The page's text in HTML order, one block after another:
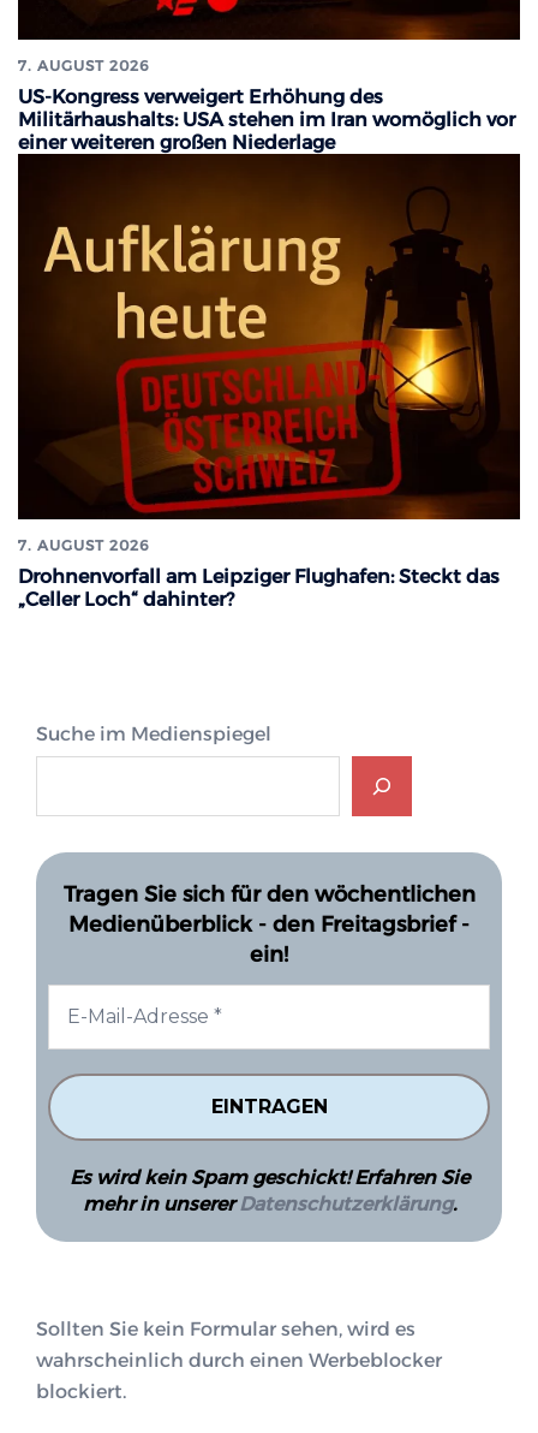
7. AUGUST 2026
US-Kongress verweigert Erhöhung des
Militärhaushalts: USA stehen im Iran womöglich vor
einer weiteren großen Niederlage
7. AUGUST 2026
Drohnenvorfall am Leipziger Flughafen: Steckt das
„Celler Loch“ dahinter?
Suche im Medienspiegel
Tragen Sie sich für den wöchentlichen
Medienüberblick - den Freitagsbrief -
ein!
Es wird kein Spam geschickt! Erfahren Sie
mehr in unsererDatenschutzerklärung.
Sollten Sie kein Formular sehen, wird es
wahrscheinlich durch einen Werbeblocker
blockiert.